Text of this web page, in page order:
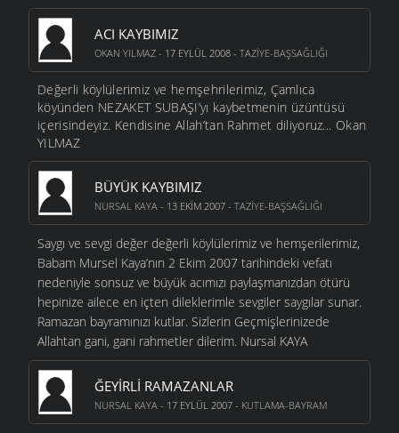
ACI KAYBIMIZ
OKAN YILMAZ - 17 EYLÜL 2008 - TAZIYE-BAŞSAĞLIĞI
Değerli köylülerimiz ve hemşehrilerimiz, Çamlıca
köyünden NEZAKET SUBAŞI’yı kaybetmenin üzüntüsü
içerisindeyiz. Kendisine Allah’tan Rahmet diliyoruz... Okan
YILMAZ
BÜYÜK KAYBIMIZ
NURSAL KAYA - 13 EKIM 2007 - TAZIYE-BAŞSAĞLIĞI
Saygı ve sevgi değer değerli köylülerimiz ve hemşerilerimiz,
Babam Mursel Kaya’nın 2 Ekim 2007 tarihindeki vefatı
nedeniyle sonsuz ve büyük acımızı paylaşmanızdan ötürü
hepinize ailece en içten dileklerimle sevgiler saygılar sunar.
Ramazan bayramınızı kutlar. Sizlerin Geçmişlerinizede
Allahtan gani, gani rahmetler dilerim. Nursal KAYA
ĞEYIRLI RAMAZANLAR
NURSAL KAYA - 17 EYLÜL 2007 - KUTLAMA-BAYRAM